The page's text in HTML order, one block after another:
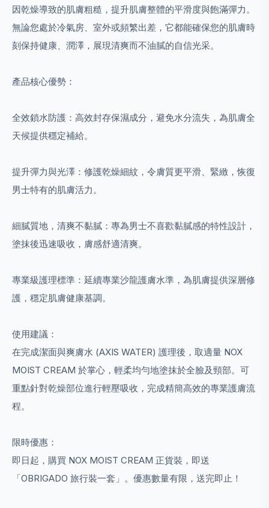
因乾燥導致的肌膚粗糙，提升肌膚整體的平滑度與飽滿彈力。
無論您處於冷氣房、室外或頻繁出差，它都能確保您的肌膚時
刻保持健康、潤澤，展現清爽而不油膩的自信光采。
​產品核心優勢：
全效鎖水防護：高效封存保濕成分，避免水分流失，為肌膚全
天候提供穩定補給。
提升彈力與光澤：修護乾燥細紋，令膚質更平滑、緊緻，恢復
男士特有的肌膚活力。
細膩質地，清爽不黏膩：專為男士不喜歡黏膩感的特性設計，
塗抹後迅速吸收，膚感舒適清爽。
專業級護理標準：延續專業沙龍護膚水準，為肌膚提供深層修
護，穩定肌膚健康基調。
​使用建議：
在完成潔面與爽膚水 (AXIS WATER) 護理後，取適量 NOX
MOIST CREAM 於掌心，輕柔均勻地塗抹於全臉及頸部。可
重點針對乾燥部位進行輕壓吸收，完成精簡高效的專業護膚流
程。
限時優惠：
即日起，購買 NOX MOIST CREAM 正貨裝，即送
「OBRIGADO 旅行裝一套」。優惠數量有限，送完即止！